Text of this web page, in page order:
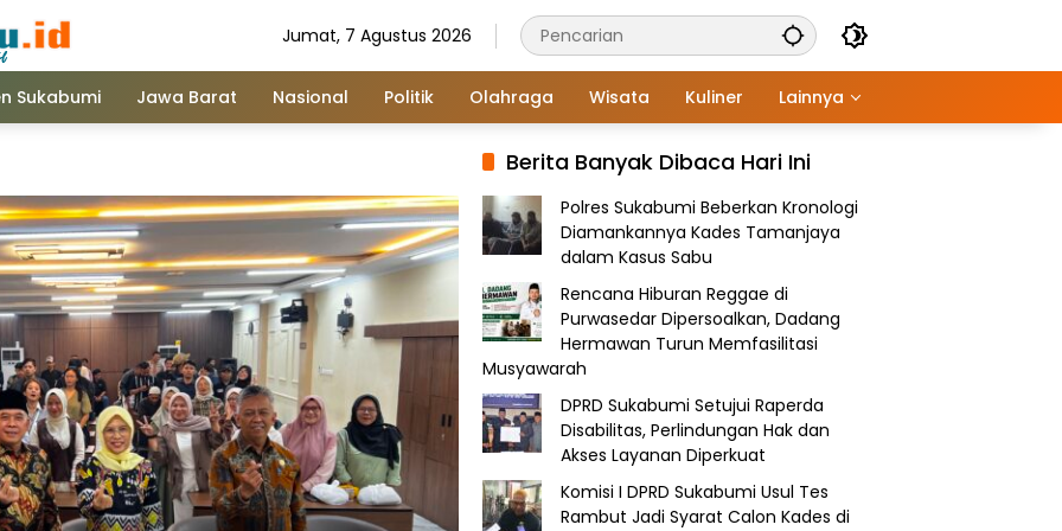
Jumat, 7 Agustus 2026
Sukabumi Jawa Barat Nasional Politik Olahraga Wisata Kuliner Lainnya
Berita Banyak Dibaca Hari Ini
Polres Sukabumi Beberkan Kronologi
Diamankannya Kades Tamanjaya
dalam Kasus Sabu
Rencana Hiburan Reggae di
Purwasedar Dipersoalkan, Dadang
Hermawan Turun Memfasilitasi
Musyawarah
DPRD Sukabumi Setujui Raperda
Disabilitas, Perlindungan Hak dan
Akses Layanan Diperkuat
Komisi I DPRD Sukabumi Usul Tes
Rambut Jadi Syarat Calon Kades di